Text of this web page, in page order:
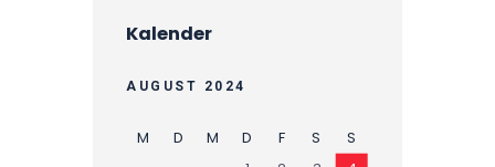
Kalender
AUGUST 2024
M D M D F S
S